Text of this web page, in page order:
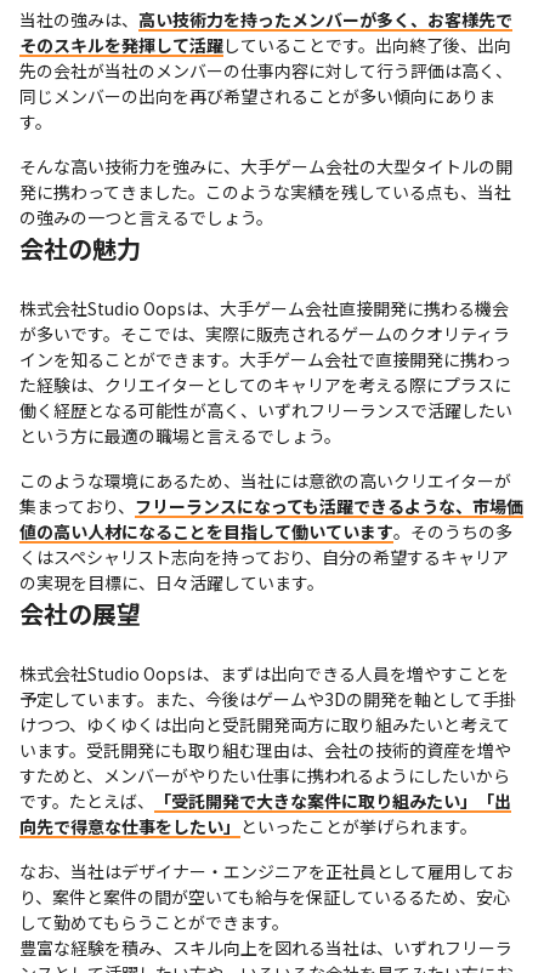
当社の強みは、 高い技術力を持ったメンバーが多く、お客様先で
そのスキルを発揮して活躍していることです。出向終了後、出向
先の会社が当社のメンバーの仕事内容に対して行う評価は高く、
同じメンバーの出向を再び希望されることが多い傾向にありま
す。
そんな高い技術力を強みに、大手ゲーム会社の大型タイトルの開
発に携わってきました。このような実績を残している点も、当社
の強みの一つと言えるでしょう。
会社の魅力
株式会社Studio Oopsは、大手ゲーム会社直接開発に携わる機会
が多いです。そこでは、実際に販売されるゲームのクオリティラ
インを知ることができます。大手ゲーム会社で直接開発に携わっ
た経験は、クリエイターとしてのキャリアを考える際にプラスに
働く経歴となる可能性が高く、いずれフリーランスで活躍したい
という方に最適の職場と言えるでしょう。
このような環境にあるため、当社には意欲の高いクリエイターが
集まっており、 フリーランスになっても活躍できるような、市場価
値の高い人材になることを目指して働いています。そのうちの多
くはスペシャリスト志向を持っており、自分の希望するキャリア
の実現を目標に、日々活躍しています。
会社の展望
株式会社Studio Oopsは、まずは出向できる人員を増やすことを
予定しています。また、今後はゲームや3Dの開発を軸として手掛
けつつ、ゆくゆくは出向と受託開発両方に取り組みたいと考えて
います。受託開発にも取り組む理由は、会社の技術的資産を増や
すためと、メンバーがやりたい仕事に携われるようにしたいから
です。たとえば、
「受託開発で大きな案件に取り組みたい」「出
向先で得意な仕事をしたい」 といったことが挙げられます。
なお、当社はデザイナー・エンジニアを正社員として雇用してお
り、案件と案件の間が空いても給与を保証しているるため、安心
して勤めてもらうことができます。
豊富な経験を積み、スキル向上を図れる当社は、いずれフリーラ